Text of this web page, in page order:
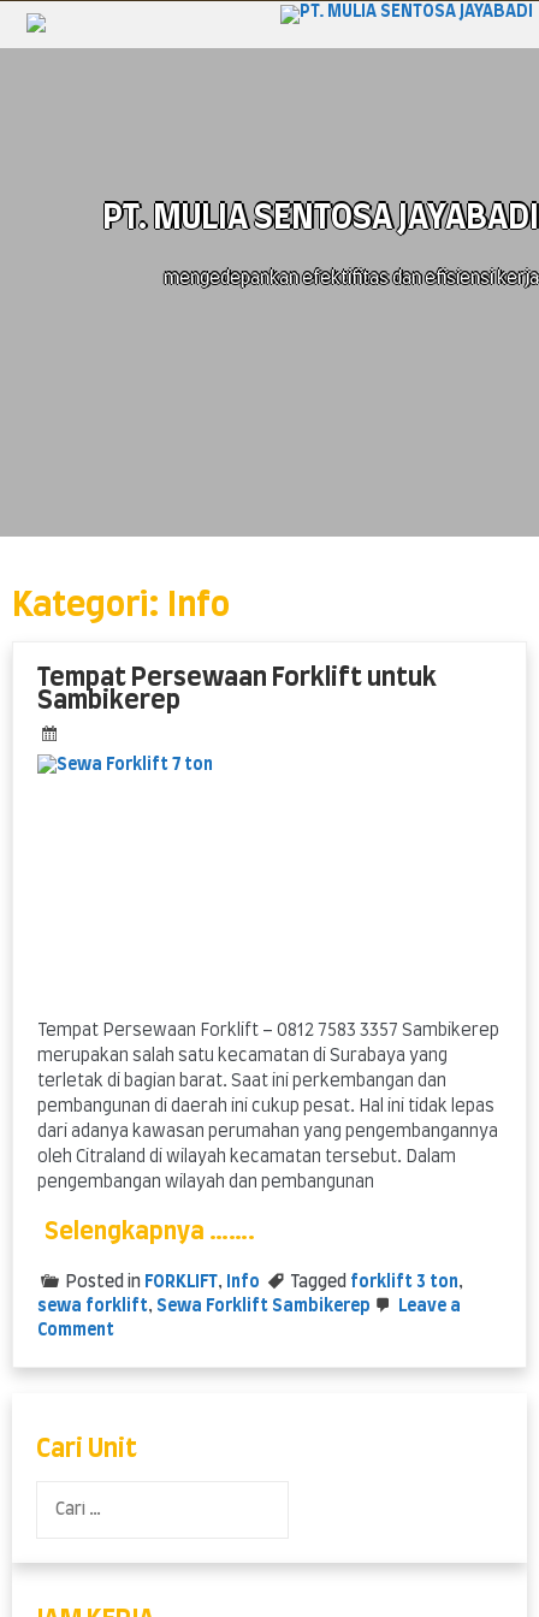
PT. MULIA SENTOSA JAYABADI
mengedepankan efektifitas dan efisiensi kerja
content
Kategori: Info
Tempat Persewaan Forklift untuk
Sambikerep
Tempat Persewaan Forklift – 0812 7583 3357 Sambikerep
merupakan salah satu kecamatan di Surabaya yang
terletak di bagian barat. Saat ini perkembangan dan
pembangunan di daerah ini cukup pesat. Hal ini tidak lepas
dari adanya kawasan perumahan yang pengembangannya
oleh Citraland di wilayah kecamatan tersebut. Dalam
pengembangan wilayah dan pembangunan
Selengkapnya …….
Posted in FORKLIFT, Info Tagged forklift 3 ton,
sewa forklift, Sewa Forklift Sambikerep
Leave a
Commenton
Sambikerep
Cari Unit
untuk: